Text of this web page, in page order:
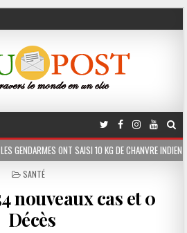
DE CHANVRE INDIEN DISSIMULÉS DANS LE
POSTED
SANTÉ
nouveaux cas et 0
Décès